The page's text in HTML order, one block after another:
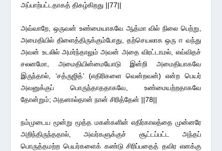
அப்பாற்பட்டதாகத் திகழ்கிறது ||77||
அவ்வாறே, ஒருவன் உண்மையாகவே ஆத்மா வில் நிலை பெற்று,
அமைதியில் திளைத்திருக்கும்போது, தற்செயலாக ஒரு ஈ வந்து
அவன் உடலில் அமர்ந்தாலும் அவன் அதை விரட்டாமல், எவ்விதச்
சலனமோ, அமைதியின்மையோடு இன்றி அமைதியாகவே
இருந்தால், ‘சத்ருஜித்’ (எதிரிகளை வென்றவன்) என்ற பெயர்
அவனுக்குப் பொருந்தாததாகவே, உண்மையற்றதாகவே
தோன்றும்; அதனால்தான் நான் சிரித்தேன் ||78||
நம்முடைய மூன்று மூத்த மகன்களின் எதிர்காலத்தை முன்னரே
அறிந்திருந்ததால், அவர்களுக்குச் சூட்டப்பட்ட அந்தப்
பொருத்தமற்ற பெயர்களைக் கண்டு சிரிப்பதைத் தவிர எனக்கு